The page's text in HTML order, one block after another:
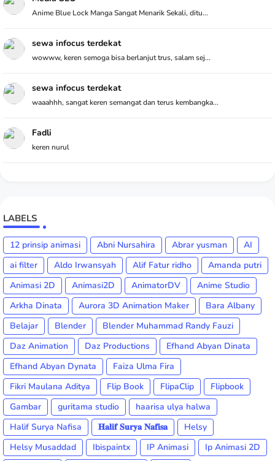
Anime Blue Lock Manga Sangat Menarik Sekali, ditu...
sewa infocus terdekat
wowww, keren semoga bisa berlanjut trus, salam sej...
sewa infocus terdekat
waaahhh, sangat keren semangat dan terus kembangka...
Fadli
keren nurul
LABELS
12 prinsip animasi Abni Nursahira Abrar yusman
AI
ai filter
Aldo Irwansyah Alif Fatur ridho
Amanda putri
Animasi 2D
Animasi2D AnimatorDV
Anime Studio
Arkha Dinata
Aurora 3D Animation Maker
Bara Albany
Belajar
Blender
Blender Muhammad Randy Fauzi
Daz Animation
Daz Productions
Efhand Abyan Dinata
Efhand Abyan Dynata
Faiza Ulma Fira
Fikri Maulana Aditya
Flip Book FlipaClip
Flipbook
Gambar
guritama studio
haarisa ulya halwa
Halif Surya Nafisa
𝐇𝐚𝐥𝐢𝐟 𝐒𝐮𝐫𝐲𝐚 𝐍𝐚𝐟𝐢𝐬𝐚
Helsy
Helsy Musaddad
Ibispaintx IP Animasi
Ip Animasi 2D